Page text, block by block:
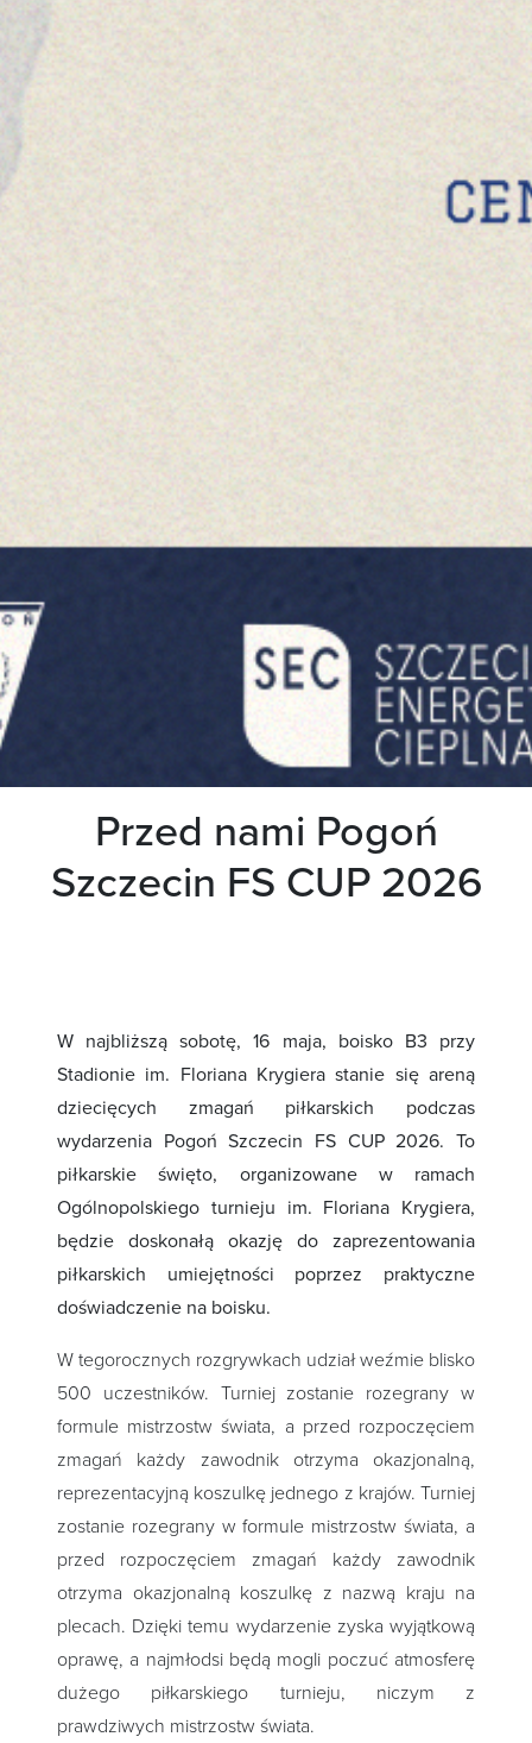
Przed nami Pogoń
Szczecin FS CUP 2026
W najbliższą sobotę, 16 maja, boisko B3 przy
Stadionie im. Floriana Krygiera stanie się areną
dziecięcych zmagań piłkarskich podczas
wydarzenia Pogoń Szczecin FS CUP 2026. To
piłkarskie święto, organizowane w ramach
Ogólnopolskiego turnieju im. Floriana Krygiera,
będzie doskonałą okazję do zaprezentowania
piłkarskich umiejętności poprzez praktyczne
doświadczenie na boisku.
W tegorocznych rozgrywkach udział weźmie blisko
500 uczestników. Turniej zostanie rozegrany w
formule mistrzostw świata, a przed rozpoczęciem
zmagań każdy zawodnik otrzyma okazjonalną,
reprezentacyjną koszulkę jednego z krajów. Turniej
zostanie rozegrany w formule mistrzostw świata, a
przed rozpoczęciem zmagań każdy zawodnik
otrzyma okazjonalną koszulkę z nazwą kraju na
plecach. Dzięki temu wydarzenie zyska wyjątkową
oprawę, a najmłodsi będą mogli poczuć atmosferę
dużego piłkarskiego turnieju, niczym z
prawdziwych mistrzostw świata.